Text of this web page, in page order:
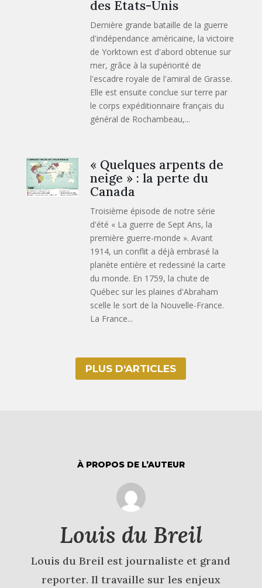
des Etats-Unis
Dernière grande bataille de la guerre
d'indépendance américaine, la victoire
de Yorktown est d'abord obtenue sur
mer, grâce à la supériorité de
l'escadre royale de l'amiral de Grasse.
Elle est ensuite conclue sur terre par
le corps expéditionnaire français du
général de Rochambeau,...
« Quelques arpents de
neige » : la perte du
Canada
Troisième épisode de notre série
d'été « La guerre de Sept Ans, la
première guerre-monde ». Avant
1914, un conflit a déjà embrasé la
planète entière et redessiné la carte
du monde. En 1759, la chute de
Québec sur les plaines d'Abraham
scelle le sort de la Nouvelle-France.
La France...
PLUS D‘ARTICLES
À PROPOS DE L’AUTEUR
Louis du Breil
Louis du Breil est journaliste et grand
reporter. Il travaille sur les enjeux